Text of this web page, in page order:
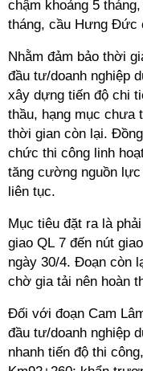
chậm khoảng 5
tháng, cầu Hưng Đức
Nhằm đảm bảo thời
đầu tư/doanh nghiệp
xây dựng tiến độ chi
thầu, hạng mục chưa
thời gian còn lại.
chức thi công linh
tăng cường nguồn
liên tục.
Mục tiêu đặt ra là
giao QL 7 đến nút
ngày 30/4. Đoạn còn
chờ gia tải nên hoàn
Đối với đoạn Cam
đầu tư/doanh nghiệp
nhanh tiến độ thi